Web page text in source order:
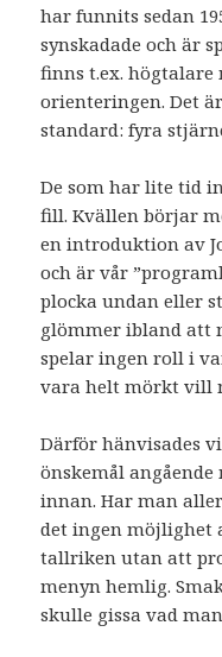
har funnits sedan
synskadade och är
finns t.ex.
orienteringen. Det
standard: fyra
De som har lite tid
fill. Kvällen börjar
en introduktion av
och är vår
plocka undan eller
glömmer ibland att
spelar ingen roll i
vara helt mörkt vill
Därför hänvisades
önskemål
innan. Har man
det ingen möjlighet
tallriken utan att
menyn hemlig.
skulle gissa vad